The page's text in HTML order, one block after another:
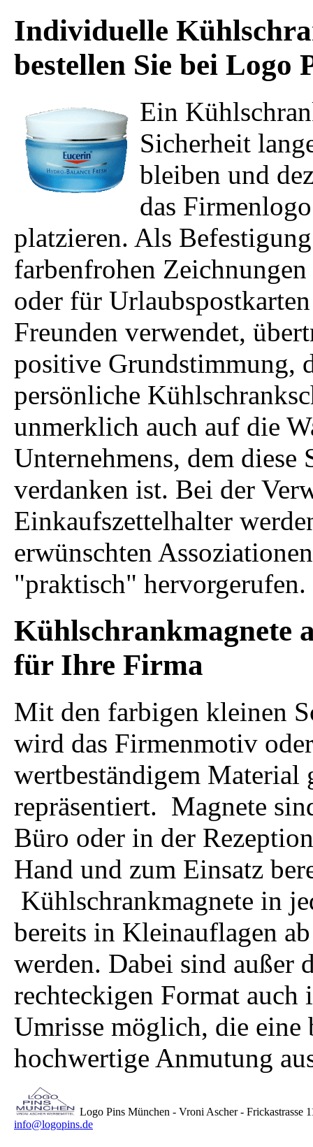
Individuelle
bestellen Sie bei Logo
Ein
Sicherheit
bleiben und
das
platzieren. Als
farbenfrohen Zeichnungen
oder für
Freunden verwendet,
positive Grundstimmung,
persönliche
unmerklich auch auf die
Unternehmens, dem diese
verdanken ist. Bei der
Einkaufszettelhalter
erwünschten
"praktisch" hervorgerufen.
Kühlschrankmagnete
für Ihre Firma
Mit den farbigen kleinen
wird das Firmenmotiv
wertbeständigem Material
repräsentiert. Magnete
Büro oder in der
Hand und zum Einsatz
Kühlschrankmagnete in
bereits in Kleinauflagen
werden. Dabei sind außer
rechteckigen Format
Umrisse möglich, die eine
hochwertige Anmutung
Logo Pins München - Vroni Ascher - Frickastrasse
info@logopins.de